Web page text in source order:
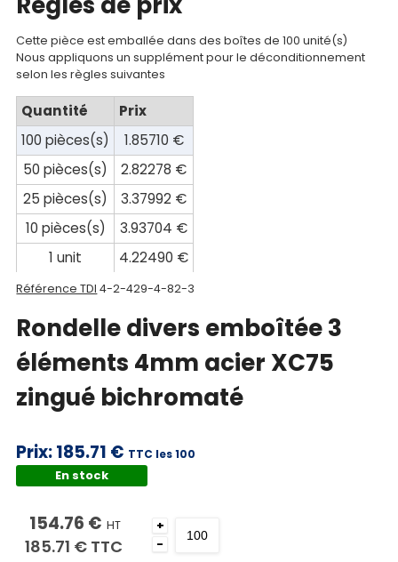
compte
Mon
panier
Contact
Cette pièce est emballée dans des boîtes de 100 unité(s)
Nous appliquons un supplément pour le déconditionnement
selon les règles suivantes
Quantité
Prix
100 pièces(s)
1.85710 €
50 pièces(s)
2.82278 €
25 pièces(s)
3.37992 €
10 pièces(s)
3.93704 €
1 unit
4.22490 €
Référence TDI 4-2-429-4-82-3
Rondelle divers emboîtée 3
éléments 4mm acier XC75
zingué bichromaté
Prix:185.71 € TTC les 100
En stock
154.76 € HT
185.71 € TTC
+
-